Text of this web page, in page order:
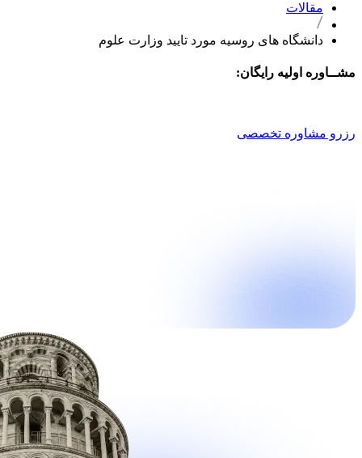
مقالات
دانشگاه های روسیه مورد تایید وزارت علوم
مشــاوره اولیه رایگان:
رزرو مشاوره تخصصی